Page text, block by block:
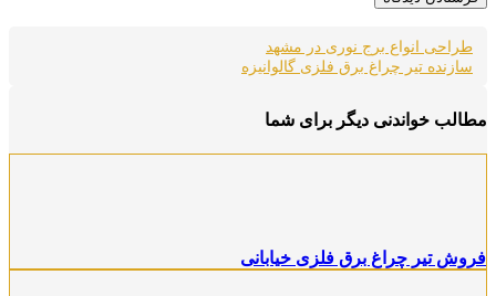
طراحی انواع برج نوری در مشهد
سازنده تیر چراغ برق فلزی گالوانیزه
مطالب خواندنی دیگر برای شما
فروش تیر چراغ برق فلزی خیابانی